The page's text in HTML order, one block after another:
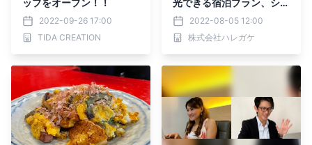
ップをオープン！！
2022-09-26 17:00
TIDA CREATION
光できる宿泊プラン、シギ
ラセブンマイルズリゾート
が提供開始
2022-08-05 12:00
株式会社ハレガケ